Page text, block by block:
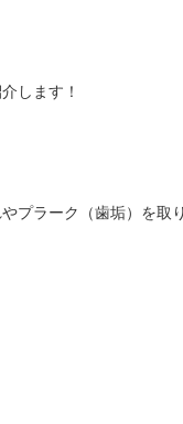
します！
プラーク（歯垢）を取り